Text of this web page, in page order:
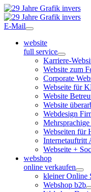
E-Mail
website
full service
Karriere-
Website zum
Corporate
Webseite für
Website
Website
Webdesign
Mehrsprachige
Webseiten für
Internetauftritt
Webseite +
webshop
online verkaufen
kleiner Online
Webshop b2b